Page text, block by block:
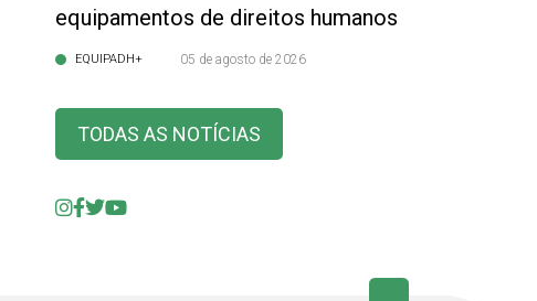
equipamentos de direitos humanos
EQUIPADH+ 05 de agosto de 2026
TODAS AS NOTÍCIAS